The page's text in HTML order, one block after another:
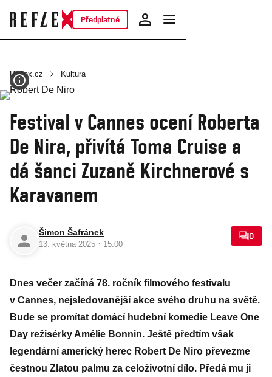
Předplatné
Reflex.cz Kultura
Festival v Cannes ocení Roberta
De Nira, přivítá Toma Cruise a
dá šanci Zuzaně Kirchnerové s
Karavanem
Šimon Šafránek
13. května 2025 · 15:00
0
Dnes večer začíná 78. ročník filmového festivalu
v Cannes, nejsledovanější akce svého druhu na světě.
Bude se promítat domácí hudební komedie Leave One
Day režisérky Amélie Bonnin. Ještě předtím však
legendární americký herec Robert De Niro převezme
čestnou Zlatou palmu za celoživotní dílo. Předá mu ji